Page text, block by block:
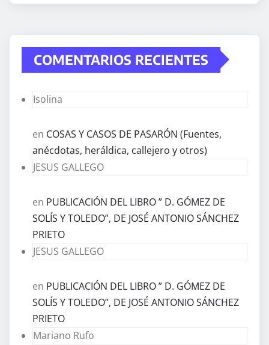
COMENTARIOS RECIENTES
Isolina
en COSAS Y CASOS DE PASARÓN (Fuentes,
anécdotas, heráldica, callejero y otros)
JESUS GALLEGO
en PUBLICACIÓN DEL LIBRO ” D. GÓMEZ DE
SOLÍS Y TOLEDO”, DE JOSÉ ANTONIO SÁNCHEZ
PRIETO
JESUS GALLEGO
en PUBLICACIÓN DEL LIBRO ” D. GÓMEZ DE
SOLÍS Y TOLEDO”, DE JOSÉ ANTONIO SÁNCHEZ
PRIETO
Mariano Rufo